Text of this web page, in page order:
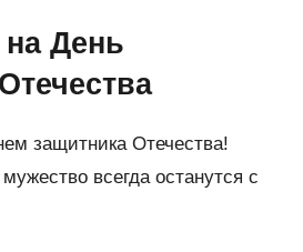
День
защитника Отечества!
всегда останутся с